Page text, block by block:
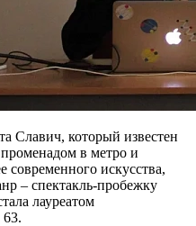
Славич, который известен
в метро и
современного искусства,
– спектакль-пробежку
лауреатом